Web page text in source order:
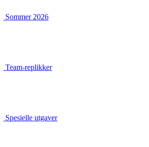
Sommer 2026
Team-replikker
Spesielle utgaver